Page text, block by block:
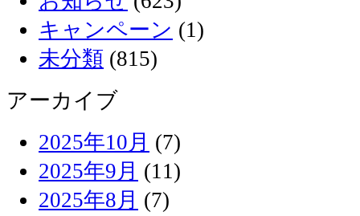
キャンペーン (1)
未分類 (815)
アーカイブ
2025年10月 (7)
2025年9月 (11)
2025年8月 (7)